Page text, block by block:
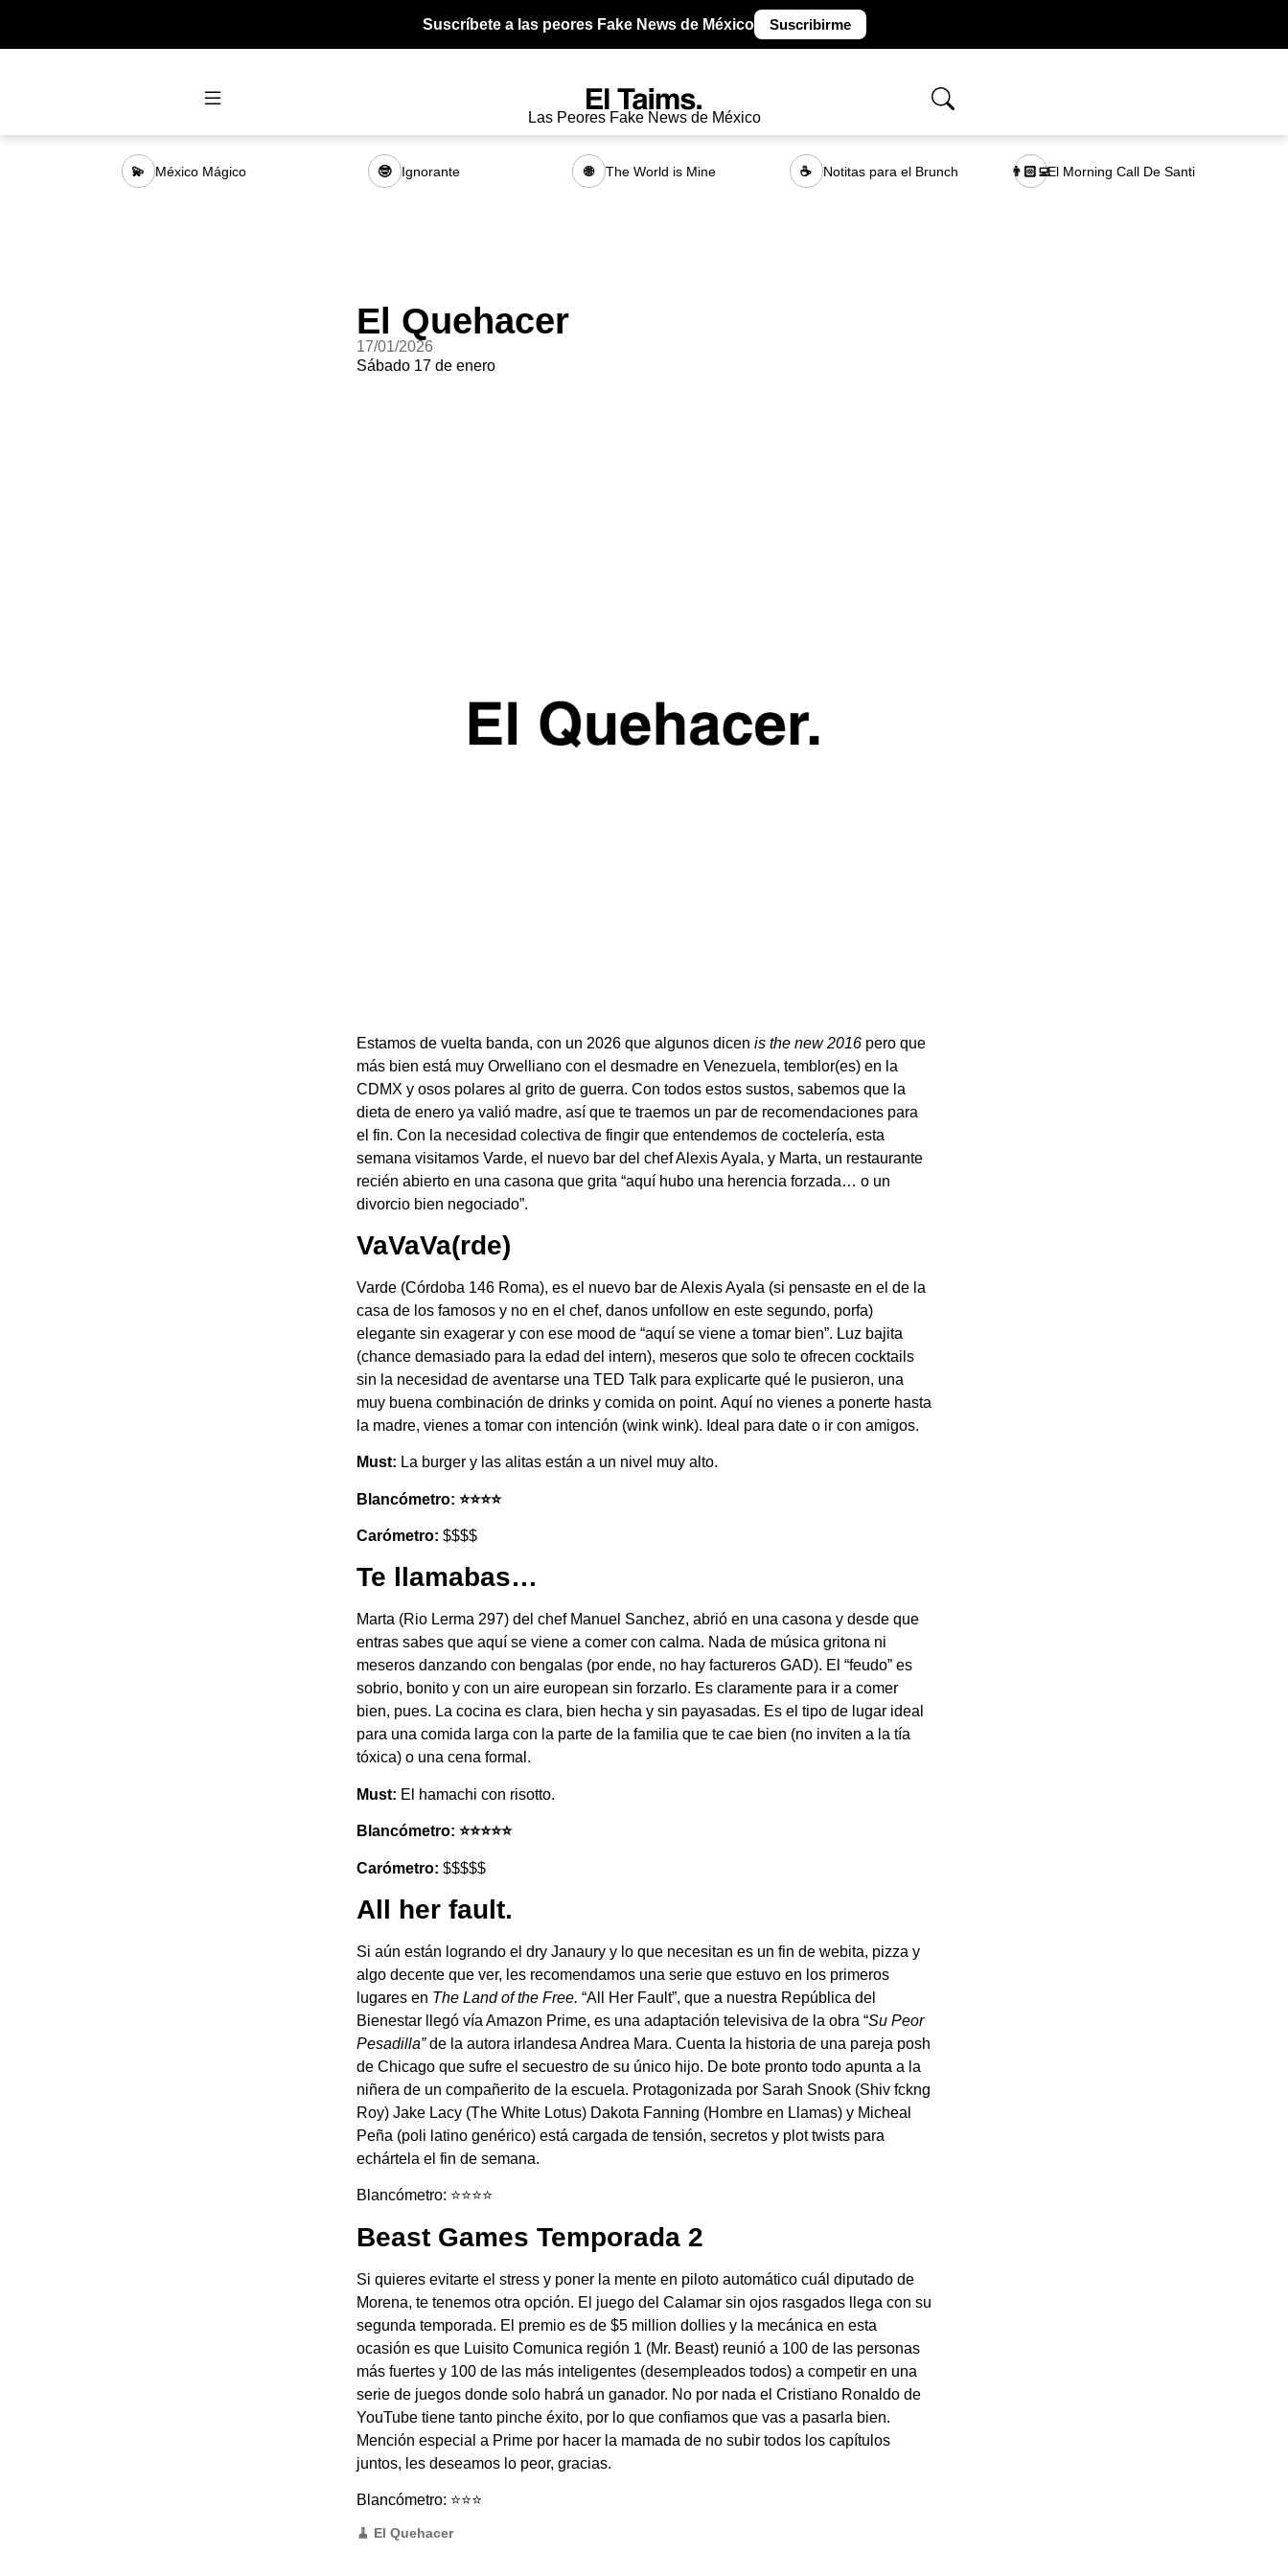
Suscríbete a las peores Fake News de México Suscribirme
Las Peores Fake News de México
💫 México Mágico 🤓 Ignorante 🌐 The World is Mine ☕ Notitas para el Brunch 👨🏻‍💻El Morning Call De Santi
El Quehacer
17/01/2026
Sábado 17 de enero
Estamos de vuelta banda, con un 2026 que algunos dicen is the new 2016 pero que
más bien está muy Orwelliano con el desmadre en Venezuela, temblor(es) en la
CDMX y osos polares al grito de guerra. Con todos estos sustos, sabemos que la
dieta de enero ya valió madre, así que te traemos un par de recomendaciones para
el fin. Con la necesidad colectiva de fingir que entendemos de coctelería, esta
semana visitamos Varde, el nuevo bar del chef Alexis Ayala, y Marta, un restaurante
recién abierto en una casona que grita “aquí hubo una herencia forzada… o un
divorcio bien negociado”.
VaVaVa(rde)
Varde (Córdoba 146 Roma), es el nuevo bar de Alexis Ayala (si pensaste en el de la
casa de los famosos y no en el chef, danos unfollow en este segundo, porfa)
elegante sin exagerar y con ese mood de “aquí se viene a tomar bien”. Luz bajita
(chance demasiado para la edad del intern), meseros que solo te ofrecen cocktails
sin la necesidad de aventarse una TED Talk para explicarte qué le pusieron, una
muy buena combinación de drinks y comida on point. Aquí no vienes a ponerte hasta
la madre, vienes a tomar con intención (wink wink). Ideal para date o ir con amigos.
Must: La burger y las alitas están a un nivel muy alto.
Blancómetro: ⭐️⭐️⭐️⭐️
Carómetro: $$$$
Te llamabas…
Marta (Rio Lerma 297) del chef Manuel Sanchez, abrió en una casona y desde que
entras sabes que aquí se viene a comer con calma. Nada de música gritona ni
meseros danzando con bengalas (por ende, no hay factureros GAD). El “feudo” es
sobrio, bonito y con un aire european sin forzarlo. Es claramente para ir a comer
bien, pues. La cocina es clara, bien hecha y sin payasadas. Es el tipo de lugar ideal
para una comida larga con la parte de la familia que te cae bien (no inviten a la tía
tóxica) o una cena formal.
Must: El hamachi con risotto.
Blancómetro: ⭐️⭐️⭐️⭐️⭐️
Carómetro: $$$$$
All her fault.
Si aún están logrando el dry Janaury y lo que necesitan es un fin de webita, pizza y
algo decente que ver, les recomendamos una serie que estuvo en los primeros
lugares en The Land of the Free. “All Her Fault”, que a nuestra República del
Bienestar llegó vía Amazon Prime, es una adaptación televisiva de la obra “Su Peor
Pesadilla”de la autora irlandesa Andrea Mara. Cuenta la historia de una pareja posh
de Chicago que sufre el secuestro de su único hijo. De bote pronto todo apunta a la
niñera de un compañerito de la escuela. Protagonizada por Sarah Snook (Shiv fckng
Roy) Jake Lacy (The White Lotus) Dakota Fanning (Hombre en Llamas) y Micheal
Peña (poli latino genérico) está cargada de tensión, secretos y plot twists para
echártela el fin de semana.
Blancómetro: ⭐️⭐️⭐️⭐️
Beast Games Temporada 2
Si quieres evitarte el stress y poner la mente en piloto automático cuál diputado de
Morena, te tenemos otra opción. El juego del Calamar sin ojos rasgados llega con su
segunda temporada. El premio es de $5 million dollies y la mecánica en esta
ocasión es que Luisito Comunica región 1 (Mr. Beast) reunió a 100 de las personas
más fuertes y 100 de las más inteligentes (desempleados todos) a competir en una
serie de juegos donde solo habrá un ganador. No por nada el Cristiano Ronaldo de
YouTube tiene tanto pinche éxito, por lo que confiamos que vas a pasarla bien.
Mención especial a Prime por hacer la mamada de no subir todos los capítulos
juntos, les deseamos lo peor, gracias.
Blancómetro: ⭐️⭐️⭐️
🧹 El Quehacer